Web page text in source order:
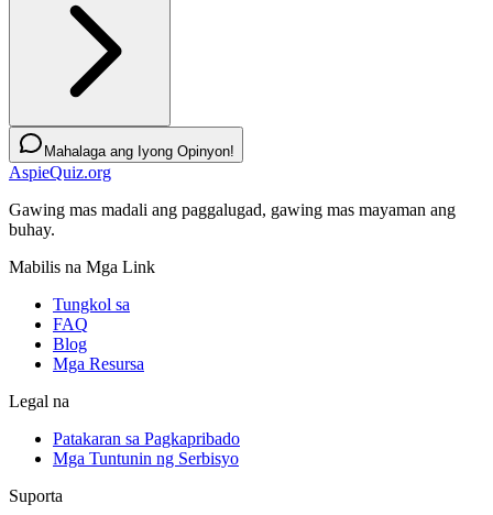
Mahalaga ang Iyong Opinyon!
AspieQuiz.org
Gawing mas madali ang paggalugad, gawing mas mayaman ang
buhay.
Mabilis na Mga Link
Tungkol sa
FAQ
Blog
Mga Resursa
Legal na
Patakaran sa Pagkapribado
Mga Tuntunin ng Serbisyo
Suporta